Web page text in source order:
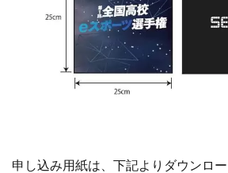
申し込み用紙は、下記よりダウンロー